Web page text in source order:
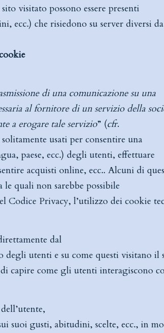
visitato possono essere presenti
ecc.) che risiedono su server diversi
di una comunicazione su una
al fornitore di un servizio della
a erogare tale servizio” (cfr.
usati per consentire una
paese, ecc.) degli utenti, effettuare
acquisti online, ecc.. Alcuni di
quali non sarebbe possibile
Codice Privacy, l’utilizzo dei cookie
dal
utenti e su come questi visitano il
capire come gli utenti interagiscono
suoi gusti, abitudini, scelte, ecc., in